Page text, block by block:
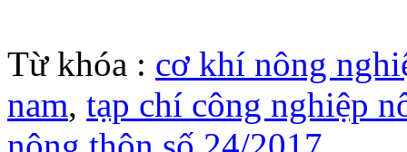
Từ khóa : cơ khí nông
nam, tạp chí công nghiệp